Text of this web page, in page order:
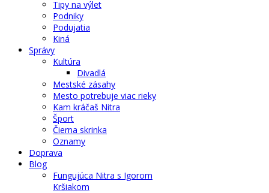
Tipy na výlet
Podniky
Podujatia
Kiná
Správy
Kultúra
Divadlá
Mestské zásahy
Mesto potrebuje viac rieky
Kam kráčaš Nitra
Šport
Čierna skrinka
Oznamy
Doprava
Blog
Fungujúca Nitra s Igorom
Kršiakom